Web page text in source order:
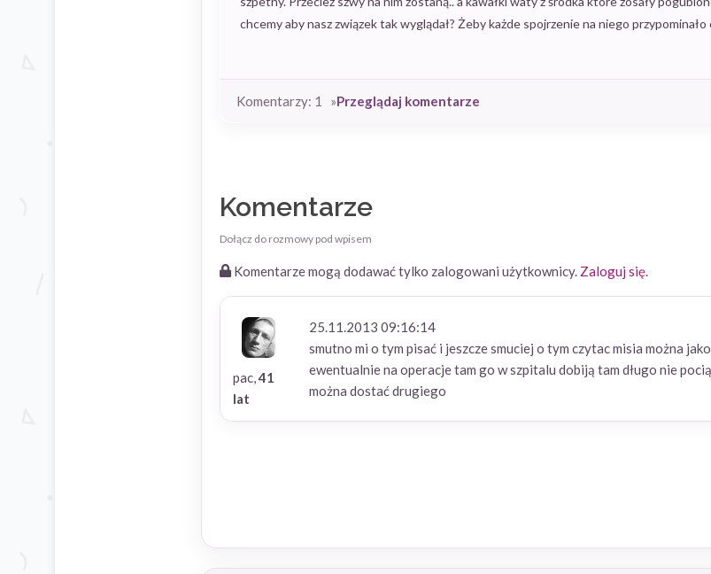
chcemy aby nasz związek tak wyglądał? Żeby każde spojrzenie na niego przypominało
Komentarzy: 1 »Przeglądaj komentarze
Komentarze
Dołącz do rozmowy pod wpisem
Komentarze mogą dodawać tylko zalogowani użytkownicy. Zaloguj się.
pac,41
lat
25.11.2013 09:16:14
smutno mi o tym pisać i jeszcze smuciej o tym czytac misia można
ewentualnie na operacje tam go w szpitalu dobiją tam długo nie
można dostać drugiego